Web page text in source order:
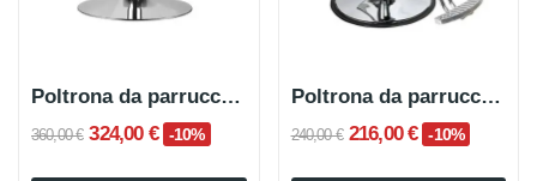
Poltrona da parrucchiere ROMY
360,00 € 324,00 € -10%
Poltrona da parrucchiere BRICE con poggiapiedi
240,00 € 216,00 € -10%